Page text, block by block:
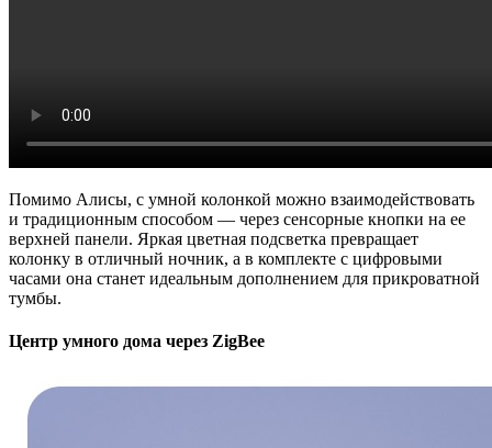
Помимо Алисы, с умной колонкой можно взаимодействовать
и традиционным способом — через сенсорные кнопки на ее
верхней панели. Яркая цветная подсветка превращает
колонку в отличный ночник, а в комплекте с цифровыми
часами она станет идеальным дополнением для прикроватной
тумбы.
Центр умного дома через ZigBee